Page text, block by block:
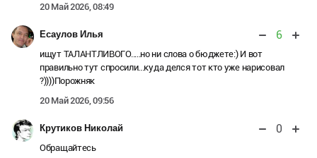
20 Май 2026, 08:49
Есаулов Илья 6
ищут ТАЛАНТЛИВОГО.....но ни слова о бюджете:) И вот
правильно тут спросили...куда делся тот кто уже нарисовал
?))))Порожняк
20 Май 2026, 09:56
Крутиков Николай 0
Обращайтесь